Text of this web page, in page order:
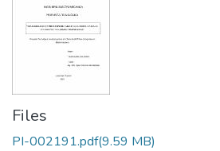
Files
PI-002191.pdf(9.59 MB)